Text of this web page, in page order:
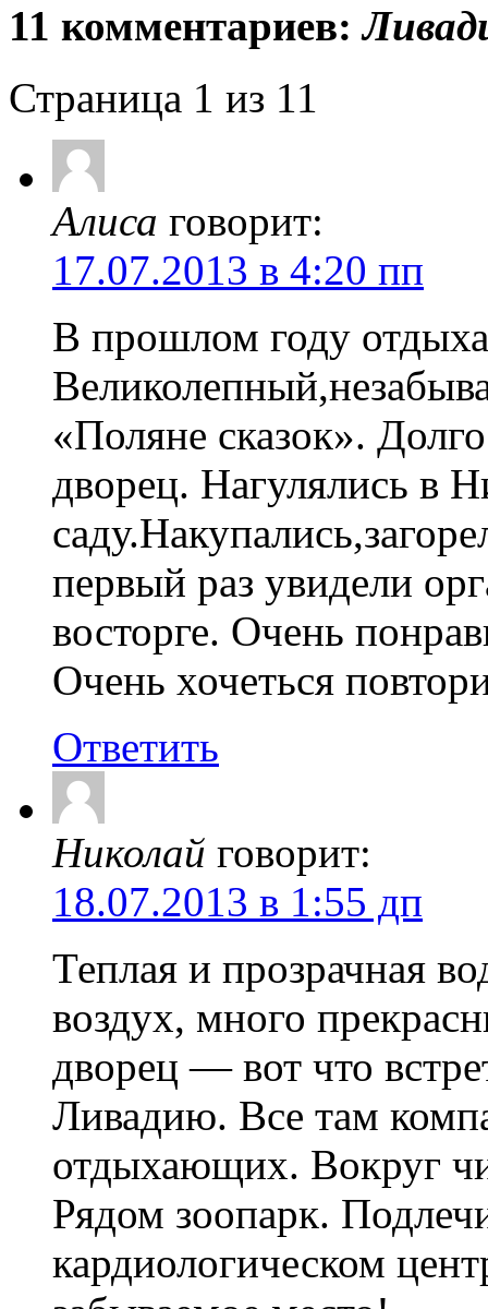
11 комментариев:
Страница 1 из 11
Алиса говорит:
17.07.2013 в 4:20 пп
В прошлом году
«Поляне сказок».
дворец. Нагулялись в
первый раз увидели
восторге. Очень
Очень хочеться
Ответить
Николай говорит:
18.07.2013 в 1:55 дп
Теплая и прозрачная
воздух, много
дворец — вот что
Ливадию. Все там
отдыхающих. Вокруг
Рядом зоопарк.
кардиологическом